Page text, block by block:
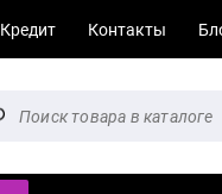
Кредит Контакты